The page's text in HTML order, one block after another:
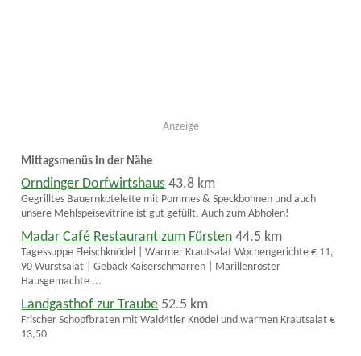
Anzeige
Mittagsmenüs in der Nähe
Orndinger Dorfwirtshaus 43.8 km
Gegrilltes Bauernkotelette mit Pommes & Speckbohnen und auch
unsere Mehlspeisevitrine ist gut gefüllt. Auch zum Abholen!
Madar Café Restaurant zum Fürsten 44.5 km
Tagessuppe Fleischknödel | Warmer Krautsalat Wochengerichte € 11,
90 Wurstsalat | Gebäck Kaiserschmarren | Marillenröster
Hausgemachte ...
Landgasthof zur Traube 52.5 km
Frischer Schopfbraten mit Wald4tler Knödel und warmen Krautsalat €
13,50